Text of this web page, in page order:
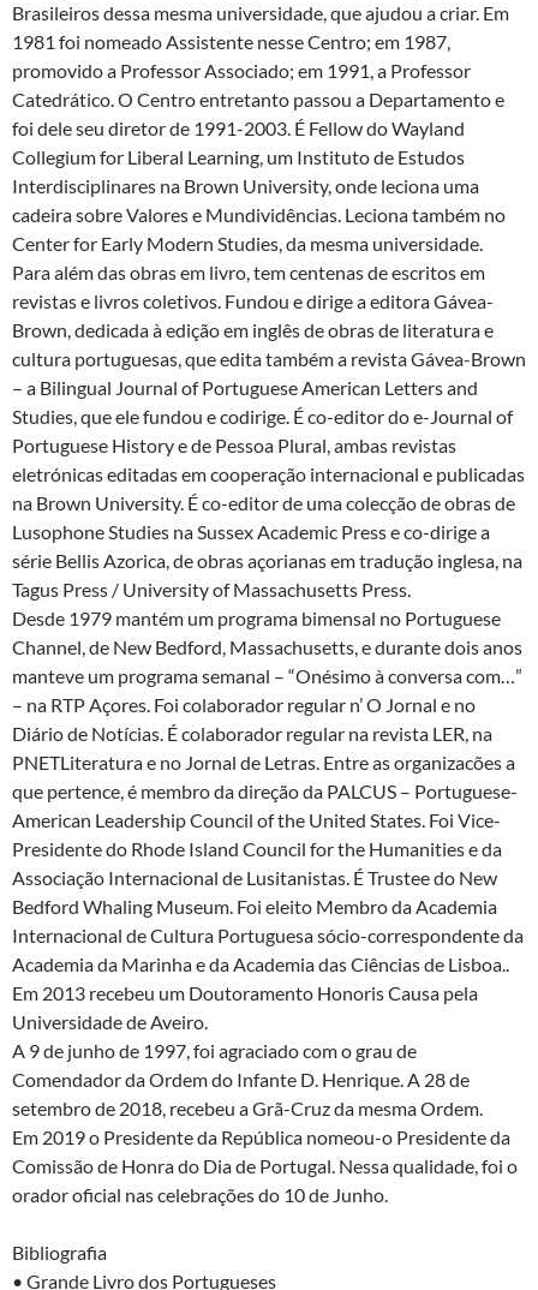
Brasileiros dessa mesma universidade, que ajudou a criar. Em
1981 foi nomeado Assistente nesse Centro; em 1987,
promovido a Professor Associado; em 1991, a Professor
Catedrático. O Centro entretanto passou a Departamento e
foi dele seu diretor de 1991-2003. É Fellow do Wayland
Collegium for Liberal Learning, um Instituto de Estudos
Interdisciplinares na Brown University, onde leciona uma
cadeira sobre Valores e Mundividências. Leciona também no
Center for Early Modern Studies, da mesma universidade.
Para além das obras em livro, tem centenas de escritos em
revistas e livros coletivos. Fundou e dirige a editora Gávea-
Brown, dedicada à edição em inglês de obras de literatura e
cultura portuguesas, que edita também a revista Gávea-Brown
– a Bilingual Journal of Portuguese American Letters and
Studies, que ele fundou e codirige. É co-editor do e-Journal of
Portuguese History e de Pessoa Plural, ambas revistas
eletrónicas editadas em cooperação internacional e publicadas
na Brown University. É co-editor de uma colecção de obras de
Lusophone Studies na Sussex Academic Press e co-dirige a
série Bellis Azorica, de obras açorianas em tradução inglesa, na
Tagus Press / University of Massachusetts Press.
Desde 1979 mantém um programa bimensal no Portuguese
Channel, de New Bedford, Massachusetts, e durante dois anos
manteve um programa semanal – “Onésimo à conversa com…”
– na RTP Açores. Foi colaborador regular n’ O Jornal e no
Diário de Notícias. É colaborador regular na revista LER, na
PNETLiteratura e no Jornal de Letras. Entre as organizacões a
que pertence, é membro da direção da PALCUS – Portuguese-
American Leadership Council of the United States. Foi Vice-
Presidente do Rhode Island Council for the Humanities e da
Associação Internacional de Lusitanistas. É Trustee do New
Bedford Whaling Museum. Foi eleito Membro da Academia
Internacional de Cultura Portuguesa sócio-correspondente da
Academia da Marinha e da Academia das Ciências de Lisboa..
Em 2013 recebeu um Doutoramento Honoris Causa pela
Universidade de Aveiro.
A 9 de junho de 1997, foi agraciado com o grau de
Comendador da Ordem do Infante D. Henrique. A 28 de
setembro de 2018, recebeu a Grã-Cruz da mesma Ordem.
Em 2019 o Presidente da República nomeou-o Presidente da
Comissão de Honra do Dia de Portugal. Nessa qualidade, foi o
orador oficial nas celebrações do 10 de Junho.
Bibliografia
• Grande Livro dos Portugueses